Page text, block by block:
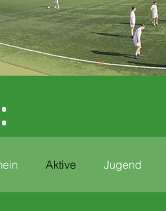
Aktive Jugend